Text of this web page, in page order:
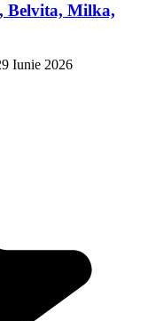
Belvita, Milka,
Iunie 2026